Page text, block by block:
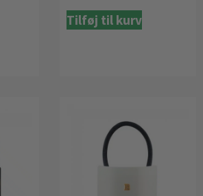
Tilføj til kurv